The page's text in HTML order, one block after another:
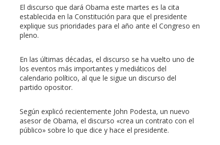
El discurso que dará Obama este martes es la cita
establecida en la Constitución para que el presidente
explique sus prioridades para el año ante el Congreso en
pleno.
En las últimas décadas, el discurso se ha vuelto uno de
los eventos más importantes y mediáticos del
calendario político, al que le sigue un discurso del
partido opositor.
Según explicó recientemente John Podesta, un nuevo
asesor de Obama, el discurso «crea un contrato con el
público» sobre lo que dice y hace el presidente.